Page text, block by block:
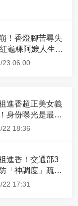
！香燈腳苦尋失
龜粿阿嬤人生謝
23 06:00
進香超正美女義
身份曝光是最美
不結婚
22 18:36
進香！交通部3
「神調度」疏運
高
22 17:31